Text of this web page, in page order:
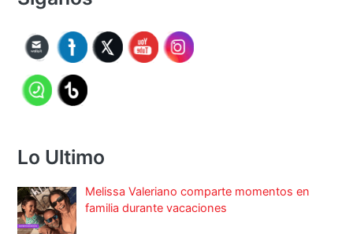
Lo Ultimo
Melissa Valeriano comparte momentos en
familia durante vacaciones